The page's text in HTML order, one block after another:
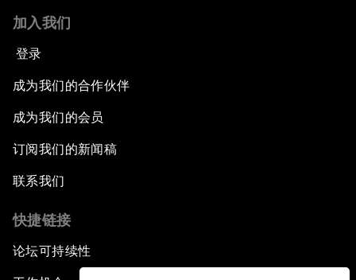
加入我们
登录
成为我们的合作伙伴
成为我们的会员
订阅我们的新闻稿
联系我们
快捷链接
论坛可持续性